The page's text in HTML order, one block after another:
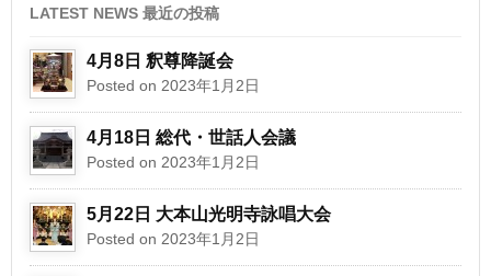
LATEST NEWS 最近の投稿
4月8日 釈尊降誕会
Posted on 2023年1月2日
4月18日 総代・世話人会議
Posted on 2023年1月2日
5月22日 大本山光明寺詠唱大会
Posted on 2023年1月2日